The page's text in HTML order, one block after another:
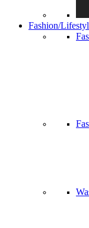
Fashion/